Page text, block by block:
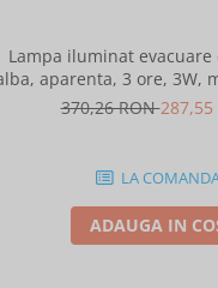
Lampa iluminat
aparenta, 3 ore, 3W,
automat, IP20,
370,26 RON287,55
LA
ADAUGA IN